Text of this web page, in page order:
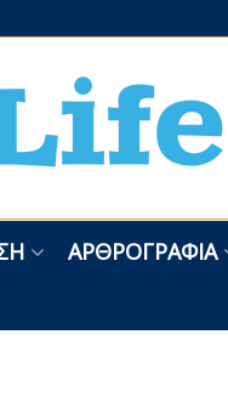
ΑΡΘΡΟΓΡΑΦΊΑ